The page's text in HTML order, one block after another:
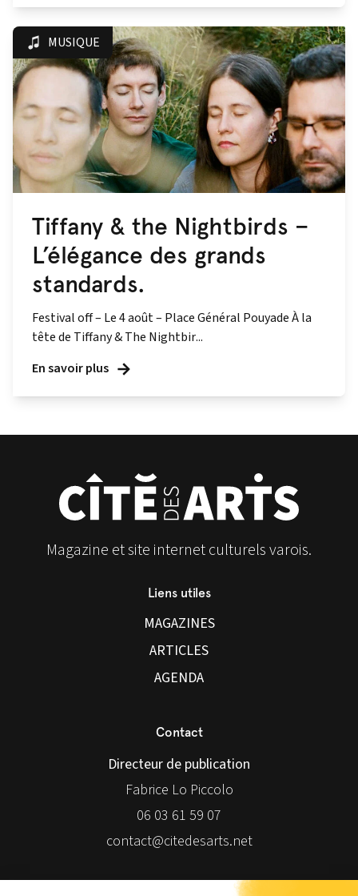
MUSIQUE
Tiffany & the Nightbirds –
L’élégance des grands
standards.
Festival off – Le 4 août – Place Général Pouyade À la
tête de Tiffany & The Nightbir...
En savoir plus
Magazine et site internet culturels varois.
Liens utiles
MAGAZINES
ARTICLES
AGENDA
Contact
Directeur de publication
Fabrice Lo Piccolo
06 03 61 59 07
contact@citedesarts.net